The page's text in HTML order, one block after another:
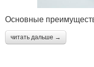
Основные
читать дальше →